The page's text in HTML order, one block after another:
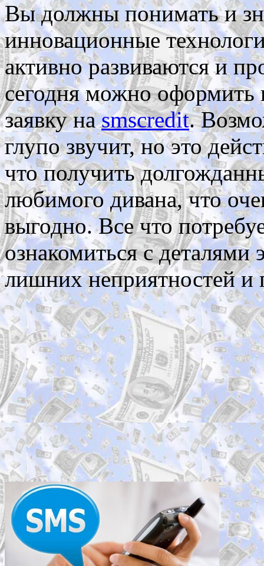
Вы должны понимать и
инновационные
активно развиваются и
сегодня можно оформить
заявку наsmscredit.
глупо звучит, но это
что получить
любимого дивана, что
выгодно. Все что
ознакомиться с деталями
лишних неприятностей и